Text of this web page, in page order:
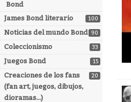
Bond
100
James Bond literario
90
Noticias del mundo Bond
33
Coleccionismo
15
Juegos Bond
20
Creaciones de los fans
(fan art, juegos, dibujos,
dioramas...)